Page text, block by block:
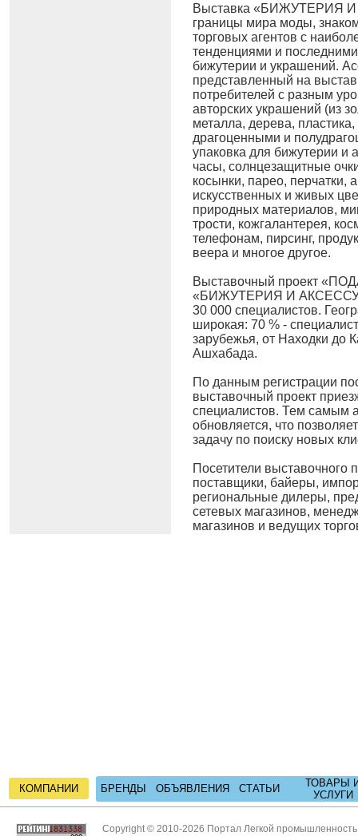
Выставка «БИЖУТЕРИЯ
границы мира моды,
торговых агентов с
тенденциями и
бижутерии и украшений.
представленный на
потребителей с разным
авторских украшений (из
металла, дерева,
драгоценными и
упаковка для бижутерии и
часы, солнцезащитные
косынки, парео, перчатки,
искусственных и живых
природных материалов,
трости, кожгалантерея,
телефонам, пирсинг,
веера и многое другое.
Выставочный проект
«БИЖУТЕРИЯ И
30 000 специалистов.
широкая: 70 % -
зарубежья, от Находки до
Ашхабада.
По данным регистрации
выставочный проект
специалистов. Тем самым
обновляется, что
задачу по поиску новых
Посетители выставочного
поставщики, байеры,
региональные дилеры,
сетевых магазинов,
магазинов и ведущих
КОМПАНИИ БРЕНДЫ ОБЪЯВЛЕНИЯ СТАТЬИ
ТОВАРЫ
УСЛУГИ
Copyright © 2010-2026 Портал Легкой